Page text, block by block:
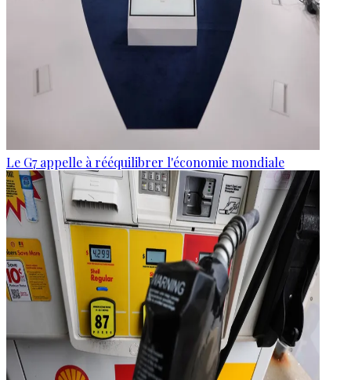
Le G7 appelle à rééquilibrer l'économie mondiale